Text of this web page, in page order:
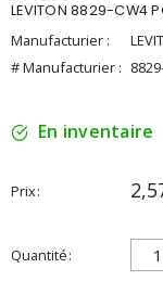
LEVITON 8829-CW4
Manufacturier :
# Manufacturier :
En inventaire
Prix
Quantité